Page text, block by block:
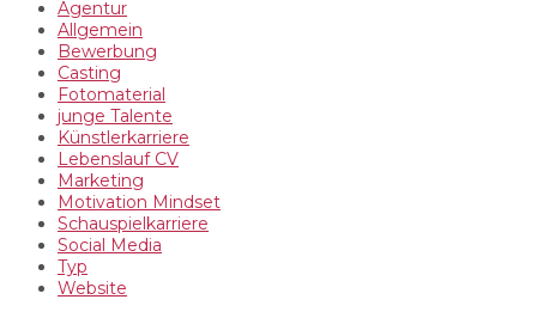
Agentur
Allgemein
Bewerbung
Casting
Fotomaterial
junge Talente
Künstlerkarriere
Lebenslauf CV
Marketing
Motivation Mindset
Schauspielkarriere
Social Media
Typ
Website